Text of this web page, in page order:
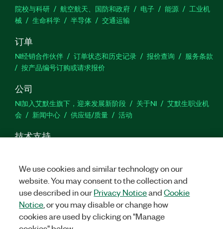
院校与科研 航空航天、国防和政府 电子 能源
工业机
械
生命科学 半导体 交通运输
订单
NI经销合作伙伴 订单状态和历史记录 报价查询
服务条款
按产品编号订购或请求报价
公司
NI加入艾默生旗下，迎来发展新阶段 关于NI
艾默生职业机
会
新闻中心 供应链/质量 活动
技术支持
©2026NATIONAL INSTRUMENTS CORP. 恩艾 (中国) 仪器有限公司
We use cookies and similar technology on our
website. You may consent to the collection and
use described in ourPrivacy NoticeandCookie
Notice , or you may disable or change how
cookies are used by clicking on "Manage